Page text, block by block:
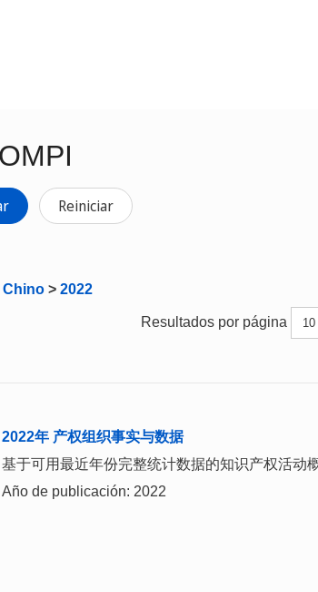
Reiniciar
Chino > 2022
Resultados por página
2022年 产权组织事实与数据
基于可用最近年份完整统计数据的知识产权活动概
Año de publicación: 2022